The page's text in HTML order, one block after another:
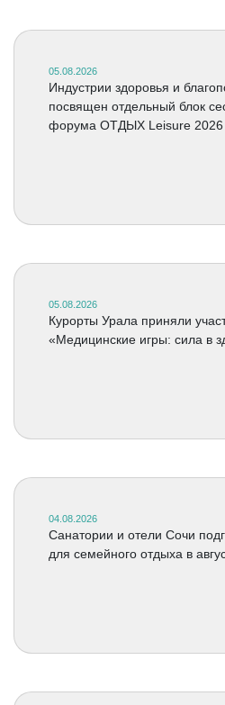
05.08.2026
Индустрии здоровья и
посвящен отдельный блок
форума ОТДЫХ Leisure 2026
05.08.2026
Курорты Урала приняли
«Медицинские игры: сила в
04.08.2026
Санатории и отели Сочи
для семейного отдыха в